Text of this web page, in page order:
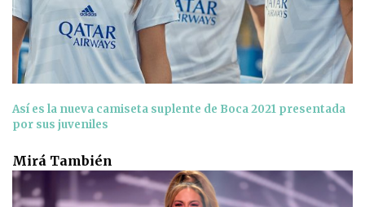
Así es la nueva camiseta suplente de Boca 2021 presentada
por sus juveniles
Mirá También